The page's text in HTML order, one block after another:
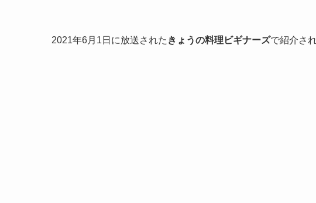
2021年6月1日に放送された きょうの料理ビギナーズで紹介さ